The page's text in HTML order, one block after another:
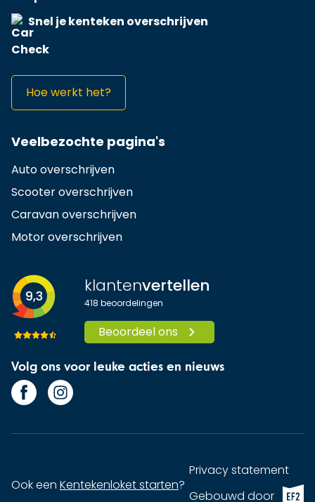
Snel je kenteken overschrijven
Hoe werkt het?
Veelbezochte pagina's
Auto overschrijven
Scooter overschrijven
Caravan overschrijven
Motor overschrijven
9,3 klantenvertellen
418 beoordelingen
Beoordeel ons
Volg ons voor leuke acties en nieuws
Ook een Kentekenloket starten?
Privacy statement
Gebouwd doorEF2